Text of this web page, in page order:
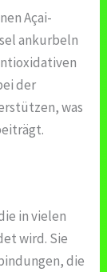
Açai-
ankurbeln
der
was
in vielen
wird. Sie
die